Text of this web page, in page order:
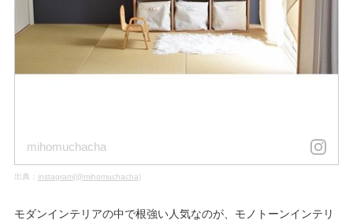
mihomuchacha
出典： instagram(@mihomuchacha)
モダンインテリアの中で根強い人気なのが、モノトーンインテリ